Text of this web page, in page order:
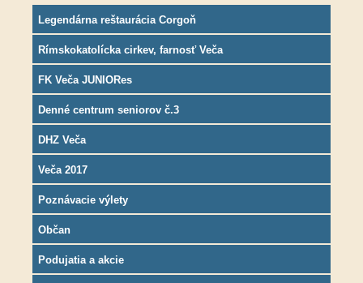
Legendárna reštaurácia Corgoň
Rímskokatolícka cirkev, farnosť Veča
FK Veča JUNIORes
Denné centrum seniorov č.3
DHZ Veča
Veča 2017
Poznávacie výlety
Občan
Podujatia a akcie